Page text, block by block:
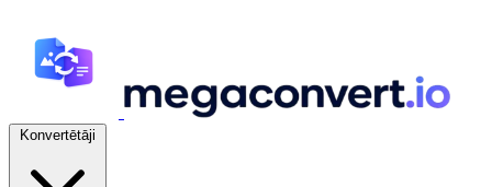
Konvertētāji